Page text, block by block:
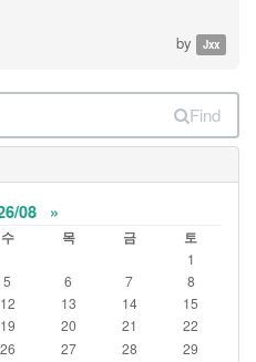
by Jxx
Find
08 »
수 목 금 토
1
5 6 7 8
12 13 14
15
19 20 21
22
26 27 28
29